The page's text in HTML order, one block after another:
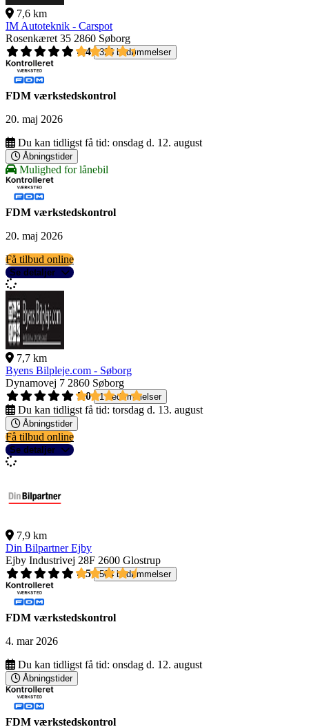
7,6 km
IM Autoteknik - Carspot
Rosenkæret 35 2860 Søborg
4,4
326 bedømmelser
FDM værkstedskontrol
20. maj 2026
Du kan tidligst få tid: onsdag d. 12. august
Åbningstider
Mulighed for lånebil
FDM værkstedskontrol
20. maj 2026
Få tilbud online
Se detaljer
7,7 km
Byens Bilpleje.com - Søborg
Dynamovej 7 2860 Søborg
5,0
1 bedømmelser
Du kan tidligst få tid: torsdag d. 13. august
Åbningstider
Få tilbud online
Se detaljer
7,9 km
Din Bilpartner Ejby
Ejby Industrivej 28F 2600 Glostrup
4,5
504 bedømmelser
FDM værkstedskontrol
4. mar 2026
Du kan tidligst få tid: onsdag d. 12. august
Åbningstider
FDM værkstedskontrol